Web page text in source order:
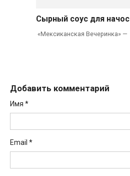
Сырный соус для начос
«Мексиканская Вечеринка» —
Добавить комментарий
Имя *
Email *